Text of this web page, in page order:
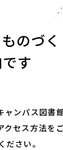
のづく
す
ャンパス図書
セス方法を
ださい。